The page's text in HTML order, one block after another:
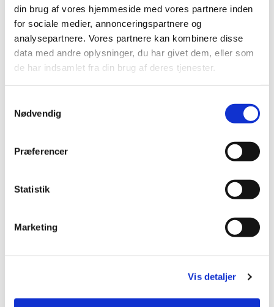
din brug af vores hjemmeside med vores partnere inden
for sociale medier, annonceringspartnere og
analysepartnere. Vores partnere kan kombinere disse
data med andre oplysninger, du har givet dem, eller som
de har indsamlet fra din brug af deres tjenester.
Nødvendig
Præferencer
Statistik
Marketing
Vis detaljer
Du vil måske også kunne lide...